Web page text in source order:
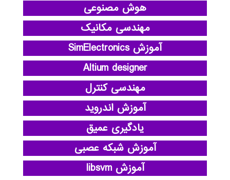
هوش مصنوعی
مهندسی مکانیک
آموزش SimElectronics
Altium designer
مهندسی کنترل
آموزش اندروید
یادگیری عمیق
آموزش شبکه عصبی
آموزش libsvm